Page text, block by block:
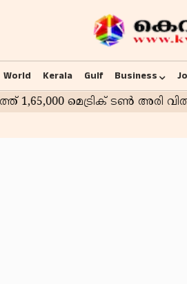
World Kerala Gulf Business